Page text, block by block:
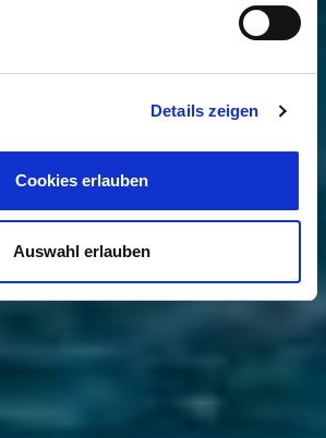
Details zeigen
Cookies erlauben
Auswahl erlauben